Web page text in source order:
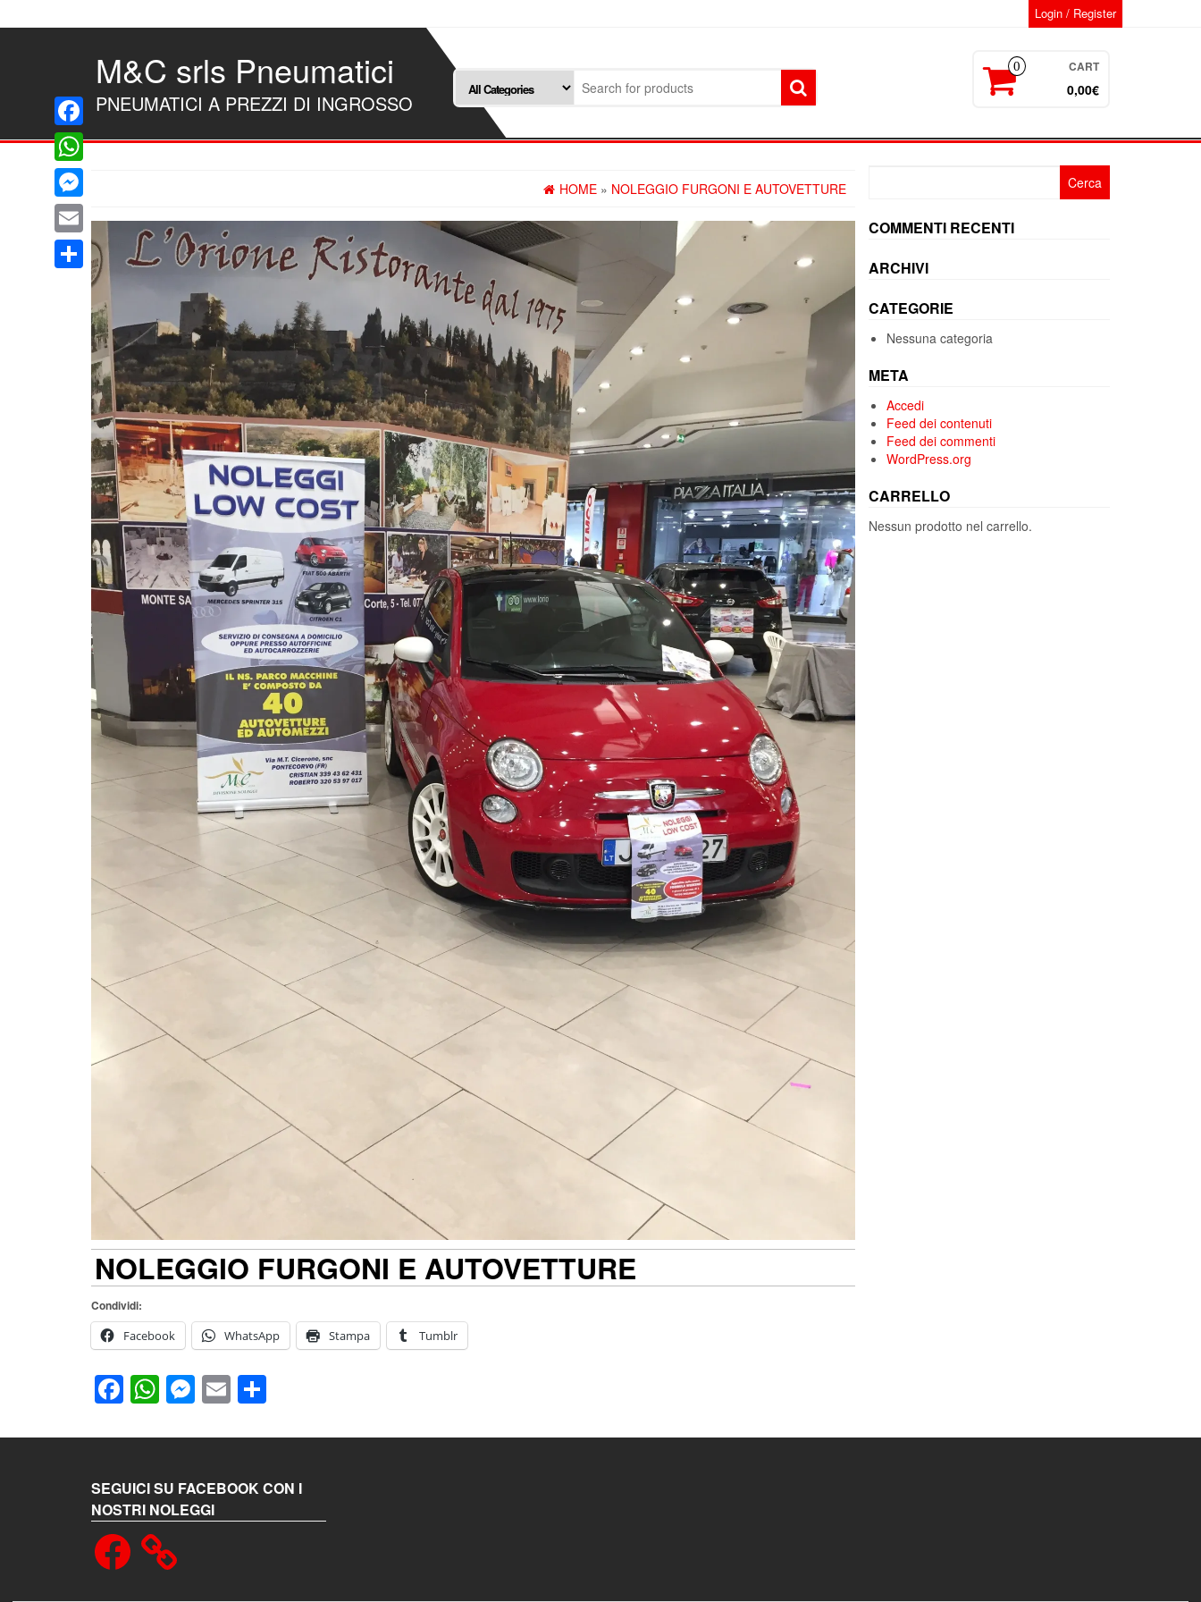
to
Login / Register
M&C srls Pneumatici
PNEUMATICI A PREZZI DI INGROSSO
0 CART
0,00€
HOME » NOLEGGIO FURGONI E AUTOVETTURE
NOLEGGIO FURGONI E AUTOVETTURE
Condividi:
Facebook
WhatsApp Stampa Tumblr
Facebook
WhatsApp
Messenger
Email
COMMENTI RECENTI
ARCHIVI
CATEGORIE
Nessuna categoria
META
Accedi
Feed dei contenuti
Feed dei commenti
WordPress.org
CARRELLO
Nessun prodotto nel carrello.
Facebook
WhatsApp
Messenger
Email
Condividi
SEGUICI SU FACEBOOK CON I
NOSTRI NOLEGGI
Facebook